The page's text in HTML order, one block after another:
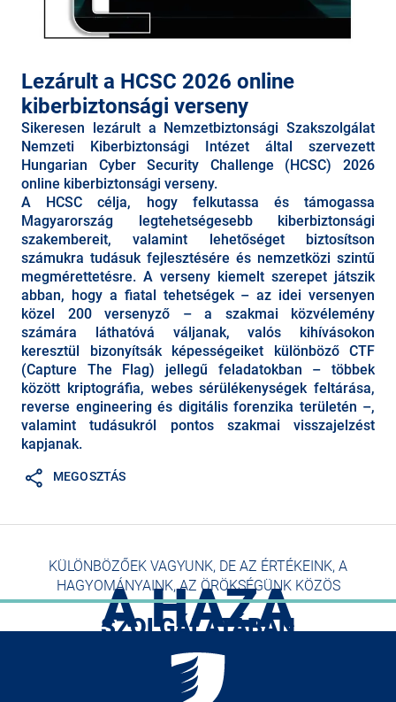
Lezárult a HCSC 2026 online
kiberbiztonsági verseny
Sikeresen lezárult a Nemzetbiztonsági Szakszolgálat
Nemzeti Kiberbiztonsági Intézet által szervezett
Hungarian Cyber Security Challenge (HCSC) 2026
online kiberbiztonsági verseny.
A HCSC célja, hogy felkutassa és támogassa
Magyarország legtehetségesebb kiberbiztonsági
szakembereit, valamint lehetőséget biztosítson
számukra tudásuk fejlesztésére és nemzetközi szintű
megmérettetésre. A verseny kiemelt szerepet játszik
abban, hogy a fiatal tehetségek – az idei versenyen
közel 200 versenyző – a szakmai közvélemény
számára láthatóvá váljanak, valós kihívásokon
keresztül bizonyítsák képességeiket különböző CTF
(Capture The Flag) jellegű feladatokban – többek
között kriptográfia, webes sérülékenységek feltárása,
reverse engineering és digitális forenzika területén –,
valamint tudásukról pontos szakmai visszajelzést
kapjanak.
MEGOSZTÁS
KÜLÖNBÖZŐEK VAGYUNK, DE AZ ÉRTÉKEINK, A
HAGYOMÁNYAINK, AZ ÖRÖKSÉGÜNK KÖZÖS
A HAZA
SZOLGÁLATÁBAN